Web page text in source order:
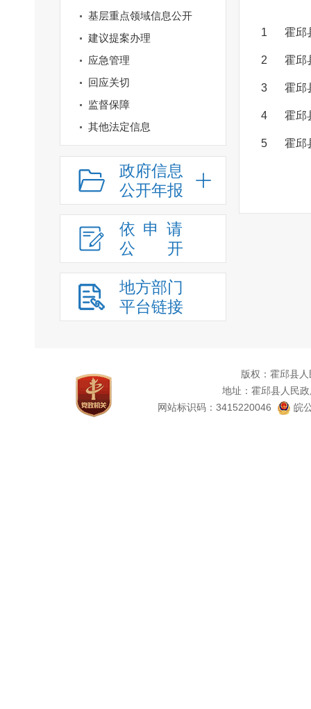
基层重点领域信息公开
建议提案办理
应急管理
回应关切
监督保障
其他法定信息
政府信息
公开年报
依申请
公
开
地方部门
平台链接
1 霍邱
2 霍邱
3 霍邱
4 霍邱
5 霍邱
版权：霍邱县
地址：霍邱县人民
网站标识码：3415220046
皖